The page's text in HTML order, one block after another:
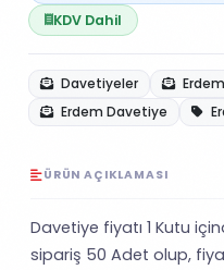
KDV Dahil
Davetiyeler
Erdem Davetiye
ÜRÜN AÇIKLAMASI
Davetiye fiyatı 1 Kutu
sipariş 50 Adet olup,